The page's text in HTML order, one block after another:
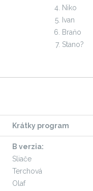
Niko
Ivan
Braňo
Stano?
Krátky program
B verzia:
Sliače
Terchová
Olaf